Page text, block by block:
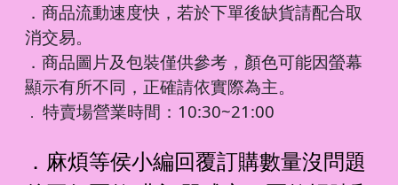
．商品流動速度快，若於下單後缺貨請配合取
消交易。
．商品圖片及包裝僅供參考，顏色可能因螢幕
顯示有所不同，正確請依實際為主。
． 特賣場營業時間：10:30~21:00
．麻煩等侯小編回覆訂購數量沒問題